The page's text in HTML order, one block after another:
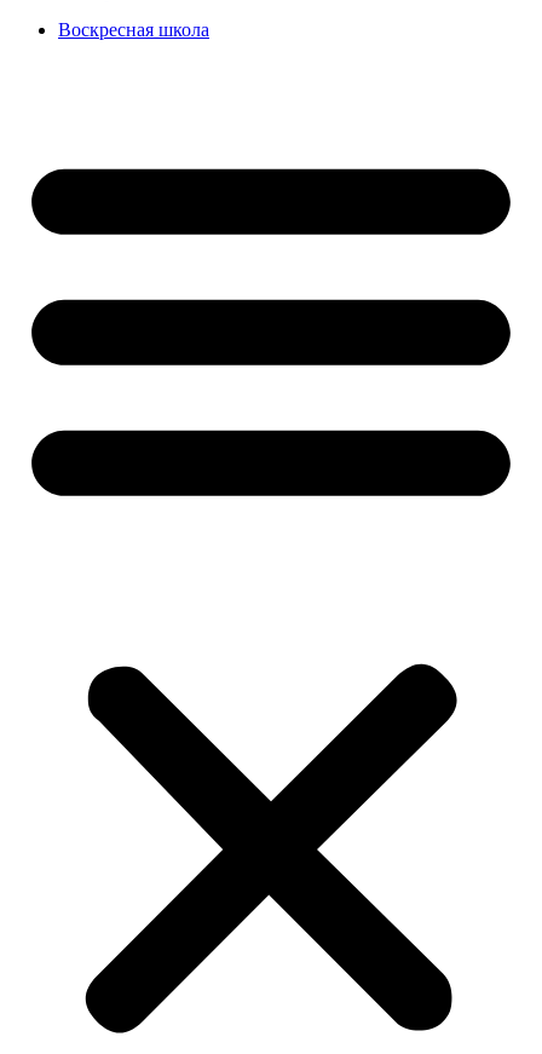
Воскресная школа